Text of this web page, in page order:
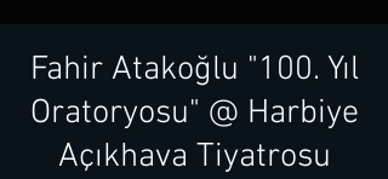
Fahir Atakoğlu "100. Yıl
Oratoryosu" @ Harbiye
Açıkhava Tiyatrosu